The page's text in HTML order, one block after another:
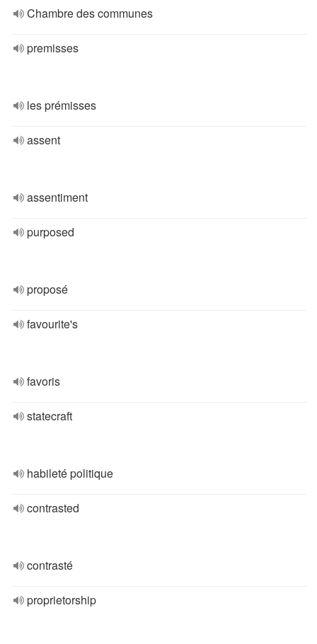
Chambre des communes
premisses
les prémisses
assent
assentiment
purposed
proposé
favourite's
favoris
statecraft
habileté politique
contrasted
contrasté
proprietorship